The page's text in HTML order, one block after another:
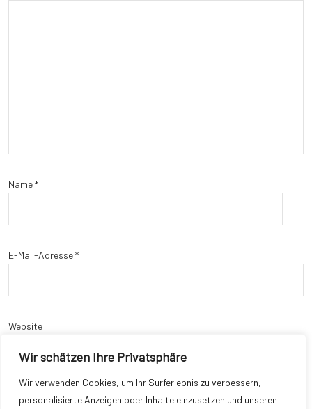
Wir schätzen Ihre Privatsphäre
Wir verwenden Cookies, um Ihr Surferlebnis zu verbessern,
personalisierte Anzeigen oder Inhalte einzusetzen und unseren
Name*
E-Mail-Adresse*
Website